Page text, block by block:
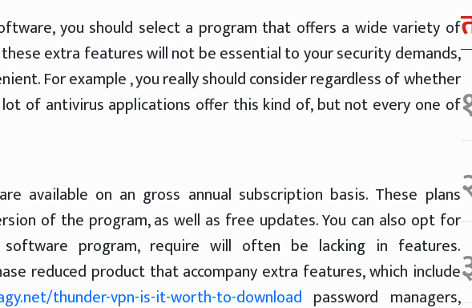
you should select a program that offers a wide variety of
extra features will not be essential to your security demands,
For example , you really should consider regardless of whether
of antivirus applications offer this kind of, but not every one of
available on an gross annual subscription basis. These plans
of the program, as well as free updates. You can also opt for
program, require will often be lacking in features.
reduced product that accompany extra features, which include
thunder-vpn-is-it-worth-to-download password managers,